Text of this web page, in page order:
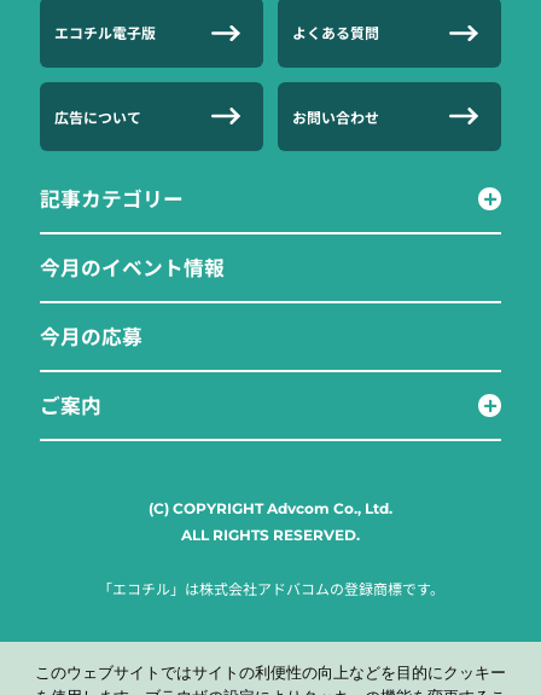
エコチル電子版 よくある質問
広告について お問い合わせ
記事カテゴリー
今月のイベント情報
今月の応募
ご案内
(C) COPYRIGHT Advcom Co., Ltd.
ALL RIGHTS RESERVED.
「エコチル」は株式会社アドバコムの登録商標です。
このウェブサイトではサイトの利便性の向上などを目的にクッキー